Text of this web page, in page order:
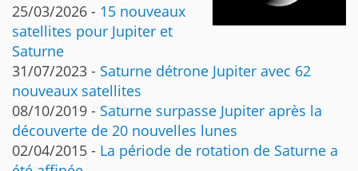
25/03/2026 - 15 nouveaux
satellites pour Jupiter et
Saturne
31/07/2023 - Saturne détrone Jupiter avec 62
nouveaux satellites
08/10/2019 - Saturne surpasse Jupiter après la
découverte de 20 nouvelles lunes
02/04/2015 - La période de rotation de Saturne a